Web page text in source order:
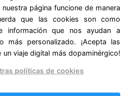
página funcione de manera
que las cookies son como
información que nos ayudan a
más personalizado. ¡Acepta las
viaje digital más dopaminérgico!
políticas de cookies